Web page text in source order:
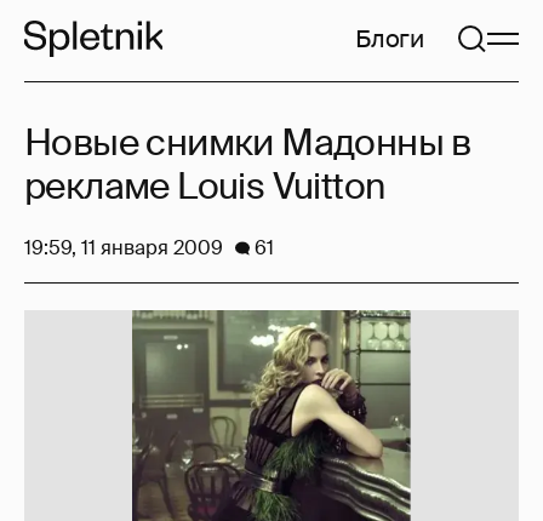
Блоги
Новые снимки Мадонны в
рекламе Louis Vuitton
19:59, 11 января 2009 61